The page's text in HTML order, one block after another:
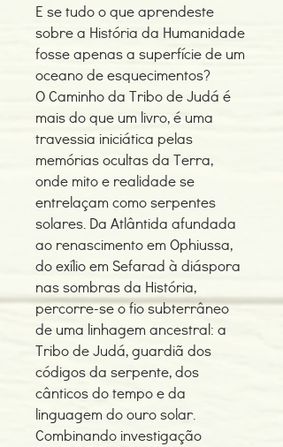
E se tudo o que aprendeste
sobre a História da Humanidade
fosse apenas a superfície de um
oceano de esquecimentos?
O Caminho da Tribo de Judá é
mais do que um livro, é uma
travessia iniciática pelas
memórias ocultas da Terra,
onde mito e realidade se
entrelaçam como serpentes
solares. Da Atlântida afundada
ao renascimento em Ophiussa,
do exílio em Sefarad à diáspora
nas sombras da História,
percorre-se o fio subterrâneo
de uma linhagem ancestral: a
Tribo de Judá, guardiã dos
códigos da serpente, dos
cânticos do tempo e da
linguagem do ouro solar.
Combinando investigação